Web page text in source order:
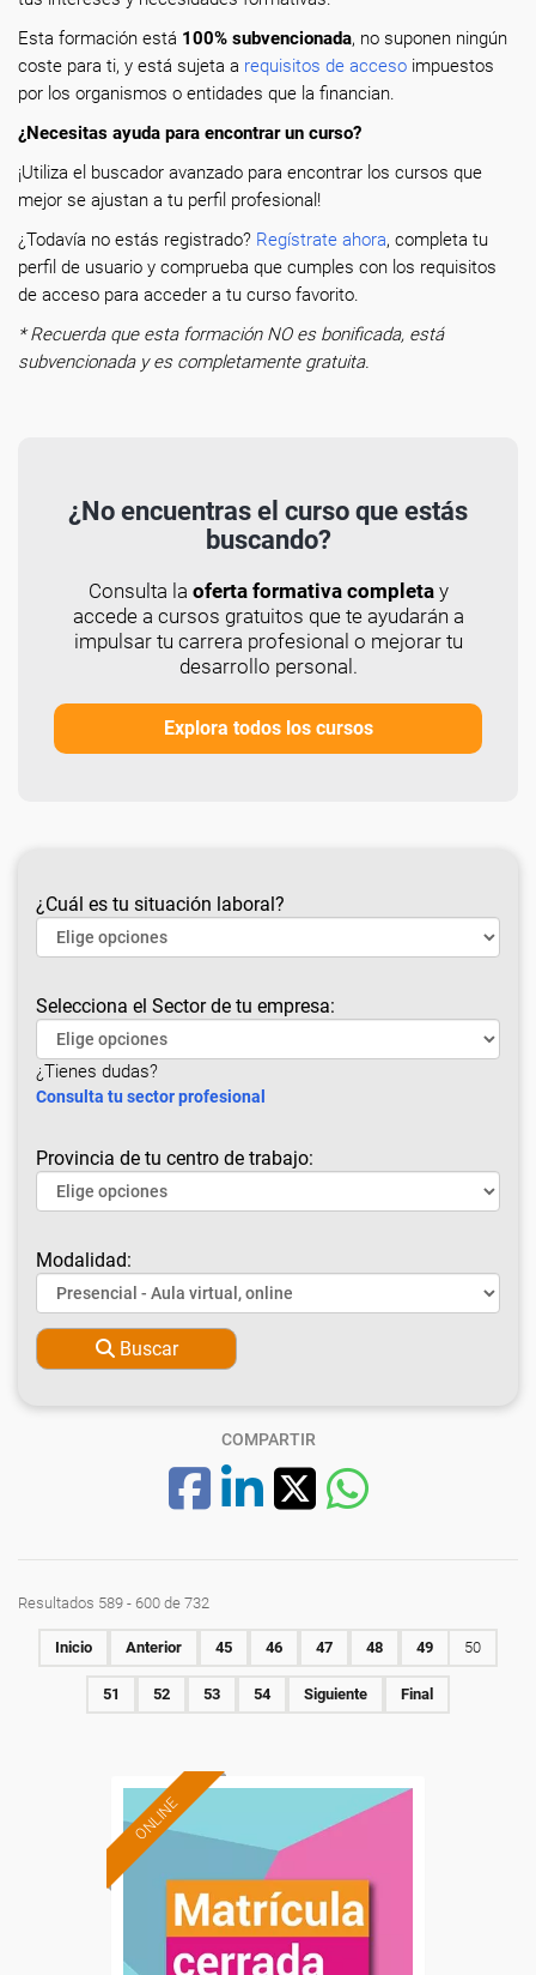
Esta formación está 100% subvencionada, no suponen ningún
coste para ti, y está sujeta a requisitos de acceso impuestos
por los organismos o entidades que la financian.
¿Necesitas ayuda para encontrar un curso?
¡Utiliza el buscador avanzado para encontrar los cursos que
mejor se ajustan a tu perfil profesional!
¿Todavía no estás registrado? Regístrate ahora, completa tu
perfil de usuario y comprueba que cumples con los requisitos
de acceso para acceder a tu curso favorito.
* Recuerda que esta formación NO es bonificada, está
subvencionada y es completamente gratuita.
¿No encuentras el curso que estás
buscando?
Consulta la oferta formativa completay
accede a cursos gratuitos que te ayudarán a
impulsar tu carrera profesional o mejorar tu
desarrollo personal.
Explora todos los cursos
¿Cuál es tu situación laboral?
Selecciona el Sector de tu empresa:
¿Tienes dudas?
Consulta tu sector profesional
Provincia de tu centro de trabajo:
Modalidad:
Buscar
COMPARTIR
Resultados 589 - 600 de 732
Inicio Anterior 45 46 47 48 49 50
51 52 53 54 Siguiente Final
ONLINE